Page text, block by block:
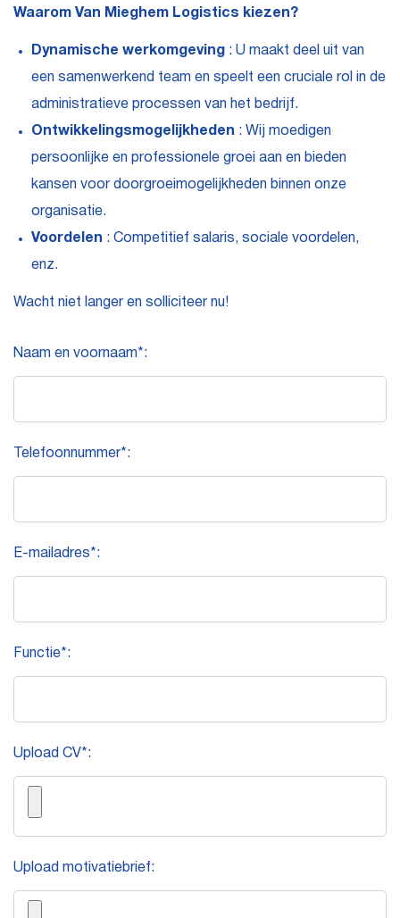
Waarom Van Mieghem Logistics kiezen?
Dynamische werkomgeving : U maakt deel uit van
een samenwerkend team en speelt een cruciale rol in de
administratieve processen van het bedrijf.
Ontwikkelingsmogelijkheden : Wij moedigen
persoonlijke en professionele groei aan en bieden
kansen voor doorgroeimogelijkheden binnen onze
organisatie.
Voordelen : Competitief salaris, sociale voordelen,
enz.
Wacht niet langer en solliciteer nu!
Naam en voornaam*:
Telefoonnummer*:
E-mailadres*:
Functie*:
Upload CV*:
Upload motivatiebrief: